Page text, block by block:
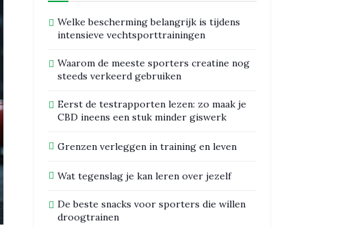
Welke bescherming belangrijk is tijdens
intensieve vechtsporttrainingen
Waarom de meeste sporters creatine nog
steeds verkeerd gebruiken
Eerst de testrapporten lezen: zo maak je
CBD ineens een stuk minder giswerk
Grenzen verleggen in training en leven
Wat tegenslag je kan leren over jezelf
De beste snacks voor sporters die willen
droogtrainen